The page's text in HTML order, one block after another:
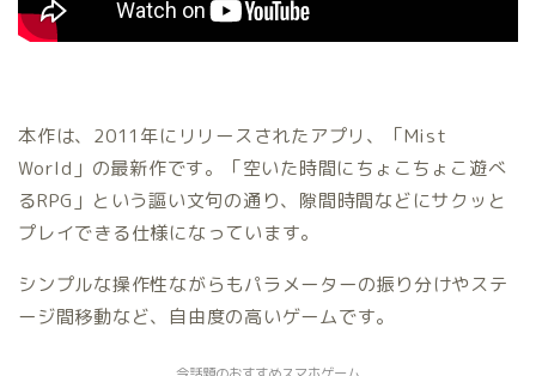
本作は、2011年にリリースされたアプリ、「Mist
World」の最新作です。「空いた時間にちょこちょこ遊べ
るRPG」という謳い文句の通り、隙間時間などにサクッと
プレイできる仕様になっています。
シンプルな操作性ながらもパラメーターの振り分けやステ
ージ間移動など、自由度の高いゲームです。